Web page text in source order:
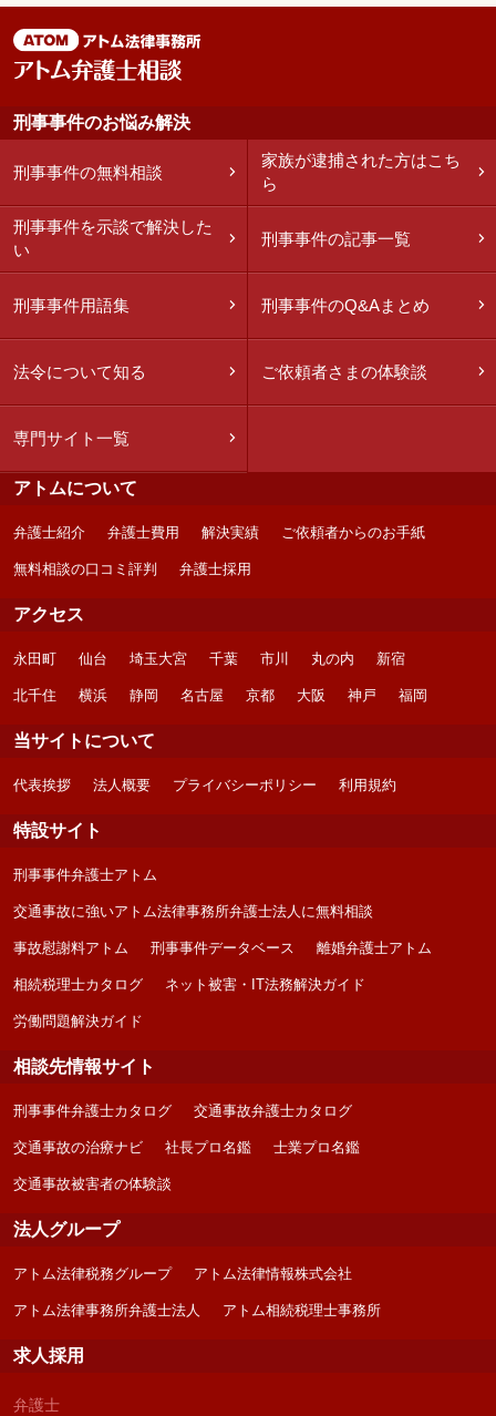
刑事事件のお悩み解決
刑事事件の無料相談
家族が逮捕された方はこち
ら
刑事事件を示談で解決した
い
刑事事件の記事一覧
刑事事件用語集 刑事事件のQ&Aまとめ
法令について知る ご依頼者さまの体験談
専門サイト一覧
アトムについて
弁護士紹介 弁護士費用 解決実績 ご依頼者からのお手紙
無料相談の口コミ評判 弁護士採用
アクセス
永田町 仙台 埼玉大宮 千葉 市川 丸の内 新宿
北千住 横浜 静岡 名古屋 京都 大阪 神戸 福岡
当サイトについて
代表挨拶 法人概要 プライバシーポリシー 利用規約
特設サイト
刑事事件弁護士アトム
交通事故に強いアトム法律事務所弁護士法人に無料相談
事故慰謝料アトム 刑事事件データベース 離婚弁護士アトム
相続税理士カタログ ネット被害・IT法務解決ガイド
労働問題解決ガイド
相談先情報サイト
刑事事件弁護士カタログ 交通事故弁護士カタログ
交通事故の治療ナビ 社長プロ名鑑 士業プロ名鑑
交通事故被害者の体験談
法人グループ
アトム法律税務グループ アトム法律情報株式会社
アトム法律事務所弁護士法人 アトム相続税理士事務所
求人採用
弁護士